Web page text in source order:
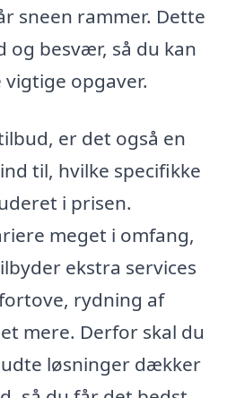
sneen rammer. Dette
og besvær, så du kan
opgaver.
er det også en
til, hvilke specifikke
i prisen.
meget i omfang,
ekstra services
rydning af
mere. Derfor skal du
løsninger dækker